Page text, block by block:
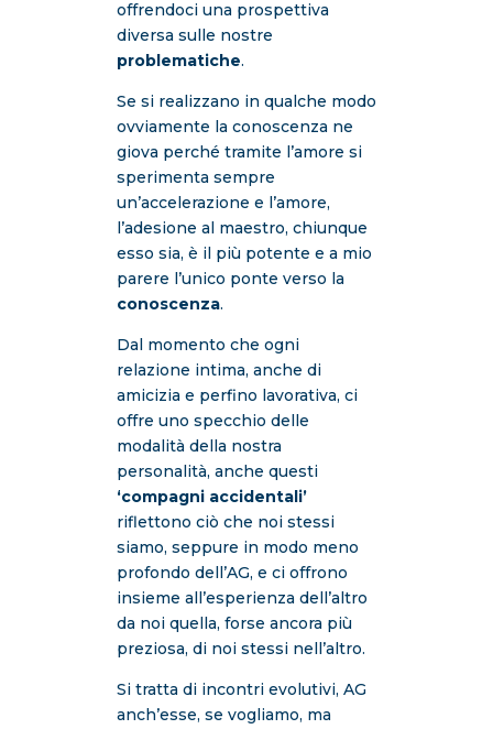
offrendoci una prospettiva
diversa sulle nostre
problematiche.
Se si realizzano in qualche modo
ovviamente la conoscenza ne
giova perché tramite l’amore si
sperimenta sempre
un’accelerazione e l’amore,
l’adesione al maestro, chiunque
esso sia, è il più potente e a mio
parere l’unico ponte verso la
conoscenza.
Dal momento che ogni
relazione intima, anche di
amicizia e perfino lavorativa, ci
offre uno specchio delle
modalità della nostra
personalità, anche questi
‘compagni accidentali’
riflettono ciò che noi stessi
siamo, seppure in modo meno
profondo dell’AG, e ci offrono
insieme all’esperienza dell’altro
da noi quella, forse ancora più
preziosa, di noi stessi nell’altro.
Si tratta di incontri evolutivi, AG
anch’esse, se vogliamo, ma